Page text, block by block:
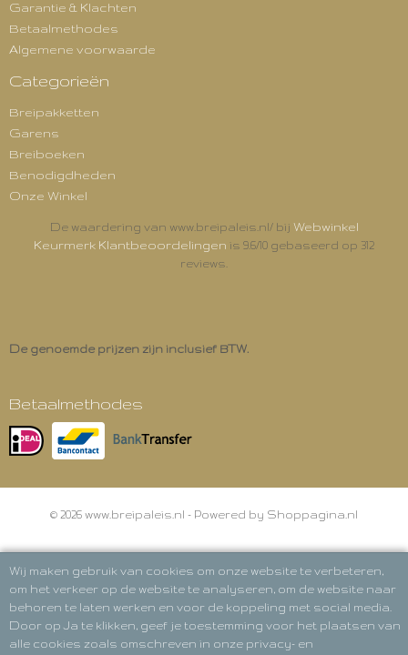
Garantie & Klachten
Betaalmethodes
Algemene voorwaarde
Categorieën
Breipakketten
Garens
Breiboeken
Benodigdheden
Onze Winkel
De waardering van www.breipaleis.nl/ bij Webwinkel
Keurmerk Klantbeoordelingen is 9.6/10 gebaseerd op 312
reviews.
De genoemde prijzen zijn inclusief BTW.
Betaalmethodes
© 2026 www.breipaleis.nl - Powered by Shoppagina.nl
Wij maken gebruik van cookies om onze website te verbeteren,
om het verkeer op de website te analyseren, om de website naar
behoren te laten werken en voor de koppeling met social media.
Door op Ja te klikken, geef je toestemming voor het plaatsen van
alle cookies zoals omschreven in onze privacy- en